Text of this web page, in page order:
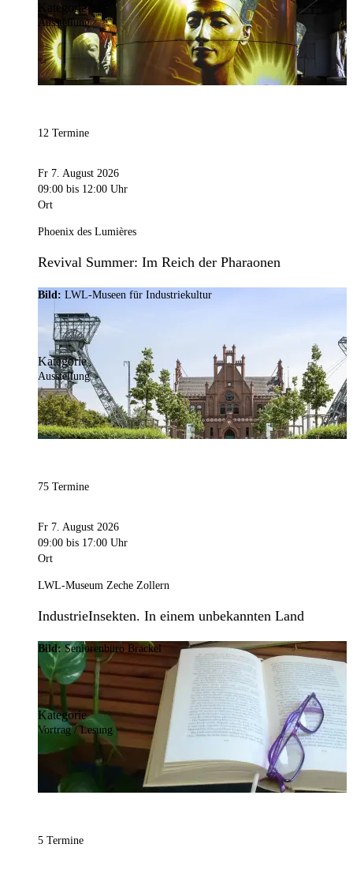
Kategorie
Ausstellung
12 Termine
Fr 7. August 2026
09:00 bis 12:00 Uhr
Ort
Phoenix des Lumières
Revival Summer: Im Reich der Pharaonen
Bild: LWL-Museen für Industriekultur
Kategorie
Ausstellung
75 Termine
Fr 7. August 2026
09:00 bis 17:00 Uhr
Ort
LWL-Museum Zeche Zollern
IndustrieInsekten. In einem unbekannten Land
Bild: Seniorenbüro Brackel
Kategorie
Vortrag / Lesung
5 Termine